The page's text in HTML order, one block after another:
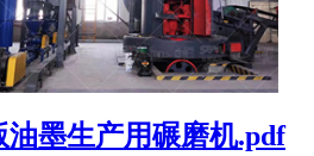
油墨生产用碾磨机.pdf